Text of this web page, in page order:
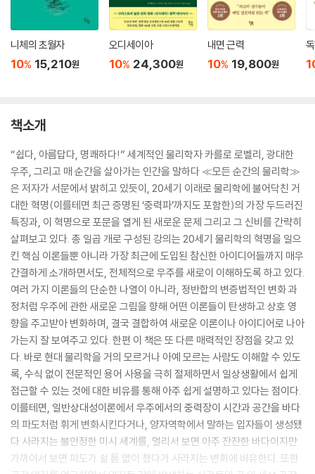
니체의 초월자
10% 15,210원
오디세이아
10% 24,300원
내면 근력
10% 19,800원
책소개
“쉽다, 아름답다, 명쾌하다!” 세계적인 물리학자 카를로 로벨리, 광대한
우주, 그리고 매 순간을 살아가는 인간을 말하다 ≪모든 순간의 물리학≫
은 저자가 서문에서 밝히고 있듯이, 20세기 이래로 물리학에 불어닥친 거
대한 혁명(이를테면 최근 증명된 ‘중력파’까지도 포함한)의 가장 두드러진
특징과, 이 혁명으로 포문을 열게 된 새로운 문제 그리고 그 신비를 간략히
살펴보고 있다. 총 일곱 개로 구성된 강의는 20세기 물리학의 혁명을 일으
킨 핵심 이론들뿐 아니라 가장 최근에 도입된 참신한 아이디어들까지 매우
간결하게 소개하면서도, 전체적으로 우주를 새로이 이해하도록 하고 있다.
여러 가지 이론들의 단순한 나열이 아니라, 정반합의 변증법적인 변화 과
정처럼 우주에 관한 새로운 그림을 향해 어떤 이론들이 탄생하고 상호 영
향을 주고받아 변화하며, 결국 결합하여 새로운 이론이나 아이디어로 나아
가는지 잘 보여주고 있다. 한편 이 책은 또 다른 매력적인 장점을 갖고 있
다. 바로 현대 물리학을 거의 모르거나 아예 모르는 사람도 이해할 수 있도
록, 수식 없이 전문적인 용어 사용을 극히 절제하면서 일상생활에서 쉽게
접근할 수 있는 것에 대한 비유를 통해 아주 쉽게 설명하고 있다는 점이다.
이를테면, 일반상대성이론에서 우주에서의 중력장이 시간과 공간을 바다
의 파도처럼 휘게 변화시킨다거나, 양자역학에서 말하는 입자들이 생성됐
다 사라지는 불안정한 미시 세계를, 멀리서 보면 아주 잔잔한 바다이지만
가까이서 보면 파도가 쉴 틈 없이 쳤다가 사라지는 변화에 비유한다. 또한